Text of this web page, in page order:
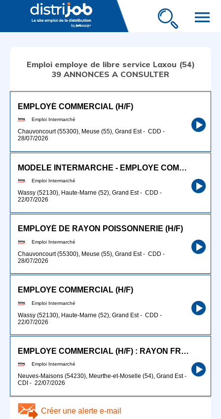
menu
Emploi employe de libre service Laxou (54)
39 ANNONCES A CONSULTER
EMPLOYÉ COMMERCIAL (H/F)
Emploi Intermarché
Chauvoncourt (55300), Meuse (55), Grand Est- CDD -
28/07/2026
MODELE INTERMARCHE - EMPLOYE COMMERCIAL (H/F)
Emploi Intermarché
Wassy (52130), Haute-Marne (52), Grand Est- CDD -
22/07/2026
EMPLOYÉ DE RAYON POISSONNERIE (H/F)
Emploi Intermarché
Chauvoncourt (55300), Meuse (55), Grand Est- CDD -
28/07/2026
EMPLOYE COMMERCIAL (H/F)
Emploi Intermarché
Wassy (52130), Haute-Marne (52), Grand Est- CDD -
22/07/2026
EMPLOYE COMMERCIAL (H/F) : RAYON FRAIS LIBRE-SERVICE
Emploi Intermarché
Neuves-Maisons (54230), Meurthe-et-Moselle (54), Grand Est-
CDI - 22/07/2026
Créer une alerte e-mail